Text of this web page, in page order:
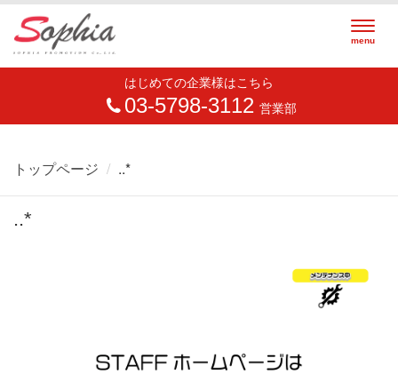
menu
はじめての企業様はこちら
03-5798-3112 営業部
トップページ ..*
..*